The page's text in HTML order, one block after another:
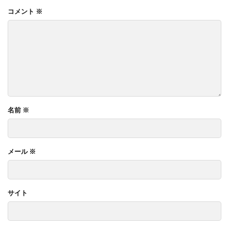
コメント ※
名前 ※
メール ※
サイト